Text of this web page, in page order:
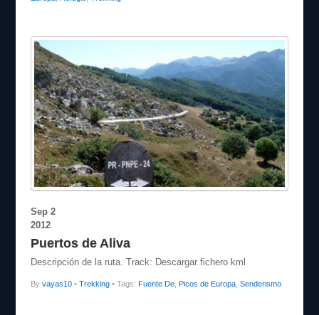
Sep 2
2012
Puertos de Aliva
Descripción de la ruta. Track: Descargar fichero kml
By vayas10• Trekking • Tags: Fuente De, Picos de Europa, Senderismo